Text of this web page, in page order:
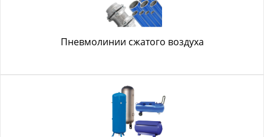
Пневмолинии сжатого воздуха